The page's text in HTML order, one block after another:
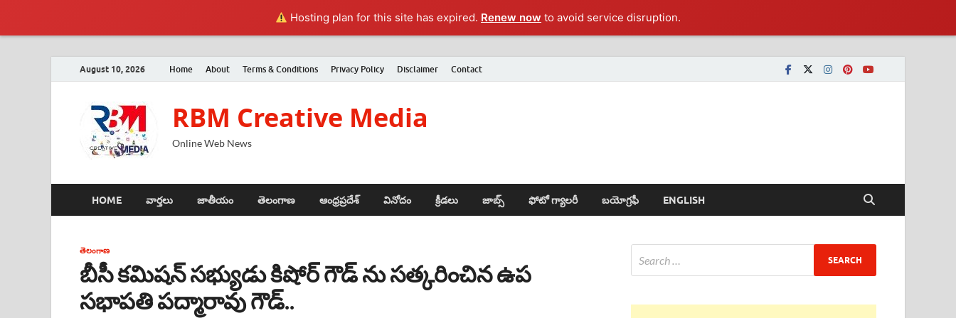
Hosting plan for this site has expired. Renew now to avoid service disruption.
August 10, 2026 Home About Terms & Conditions Privacy Policy Disclaimer Contact
RBM Creative Media
Online Web News
HOME వార్తలు జాతీయం తెలంగాణ ఆంధ్రప్రదేశ్ వినోదం క్రీడలు జాబ్స్ ఫోటో గ్యాలరీ బయోగ్రఫీ ENGLISH
తెలంగాణ
బీసీ కమిషన్ సభ్యుడు కిషోర్ గౌడ్ ను సత్కరించిన ఉప
సభాపతి పద్మారావు గౌడ్..